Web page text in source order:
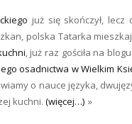
już się skończył,
polska Tatarka
, już raz gościła na
osadnictwa w Wielkim
o nauce języka,
kuchni. (więcej…)